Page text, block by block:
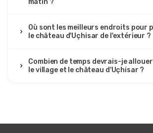
matin ?
Où sont les meilleurs endroits pour
le château d'Uçhisar de l'extérieur ?
Combien de temps devrais-je
le village et le château d'Uçhisar ?